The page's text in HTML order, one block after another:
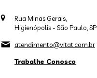
Rua Minas Gerais,
Higienópolis - São Paulo, SP
atendimento@vitat.com.br
Trabalhe Conosco